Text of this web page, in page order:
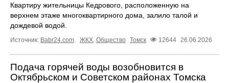
Квартиру жительницы Кедрового, расположенную на
верхнем этаже многоквартирного дома, залило талой и
дождевой водой.
Источник: Babr24.com ЖКХ Общество Томск 12644 26.06.2026
Подача горячей воды возобновится в
Октябрьском и Советском районах Томска